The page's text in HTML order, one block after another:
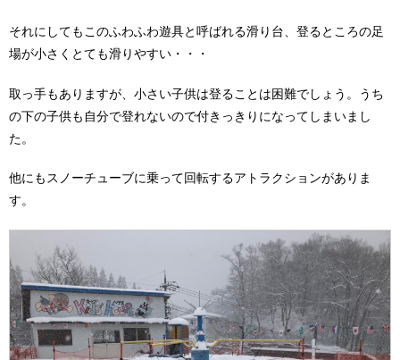
それにしてもこのふわふわ遊具と呼ばれる滑り台、登るところの足
場が小さくとても滑りやすい・・・
取っ手もありますが、小さい子供は登ることは困難でしょう。うち
の下の子供も自分で登れないので付きっきりになってしまいまし
た。
他にもスノーチューブに乗って回転するアトラクションがありま
す。